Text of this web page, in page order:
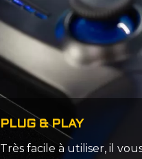
PLUG & PLAY
Très facile à utiliser, il